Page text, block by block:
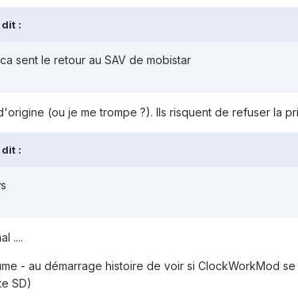
:
sent le retour au SAV de mobistar
(ou je me trompe ?). Ils risquent de refuser la
:
....
- au démarrage histoire de voir si ClockWorkMod
SD)